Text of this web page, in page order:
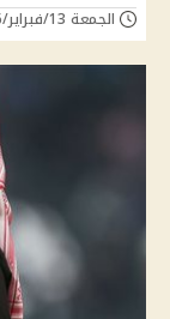
الجمعة 13/فبراير/2026 - 11:20 م